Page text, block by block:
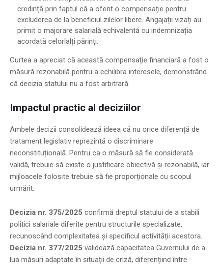
credință prin faptul că a oferit o compensație pentru
excluderea de la beneficiul zilelor libere. Angajații vizați au
primit o majorare salarială echivalentă cu indemnizația
acordată celorlalți părinți.
Curtea a apreciat că această compensație financiară a fost o
măsură rezonabilă pentru a echilibra interesele, demonstrând
că decizia statului nu a fost arbitrară.
Impactul practic al deciziilor
Ambele decizii consolidează ideea că nu orice diferență de
tratament legislativ reprezintă o discriminare
neconstituțională. Pentru ca o măsură să fie considerată
validă, trebuie să existe o justificare obiectivă și rezonabilă, iar
mijloacele folosite trebuie să fie proporționale cu scopul
urmărit.
Decizia nr. 375/2025 confirmă dreptul statului de a stabili
politici salariale diferite pentru structurile specializate,
recunoscând complexitatea și specificul activității acestora.
Decizia nr. 377/2025 validează capacitatea Guvernului de a
lua măsuri adaptate în situații de criză, diferențiind între